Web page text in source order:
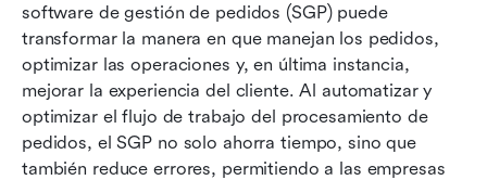
software de gestión de pedidos (SGP) puede
transformar la manera en que manejan los pedidos,
optimizar las operaciones y, en última instancia,
mejorar la experiencia del cliente. Al automatizar y
optimizar el flujo de trabajo del procesamiento de
pedidos, el SGP no solo ahorra tiempo, sino que
también reduce errores, permitiendo a las empresas
Cómo elegir el software adecuado para la
gestión de pedidos
Consejos para la implementación de sistemas
de gestión de pedidos
Preguntas frecuentes (FAQs)